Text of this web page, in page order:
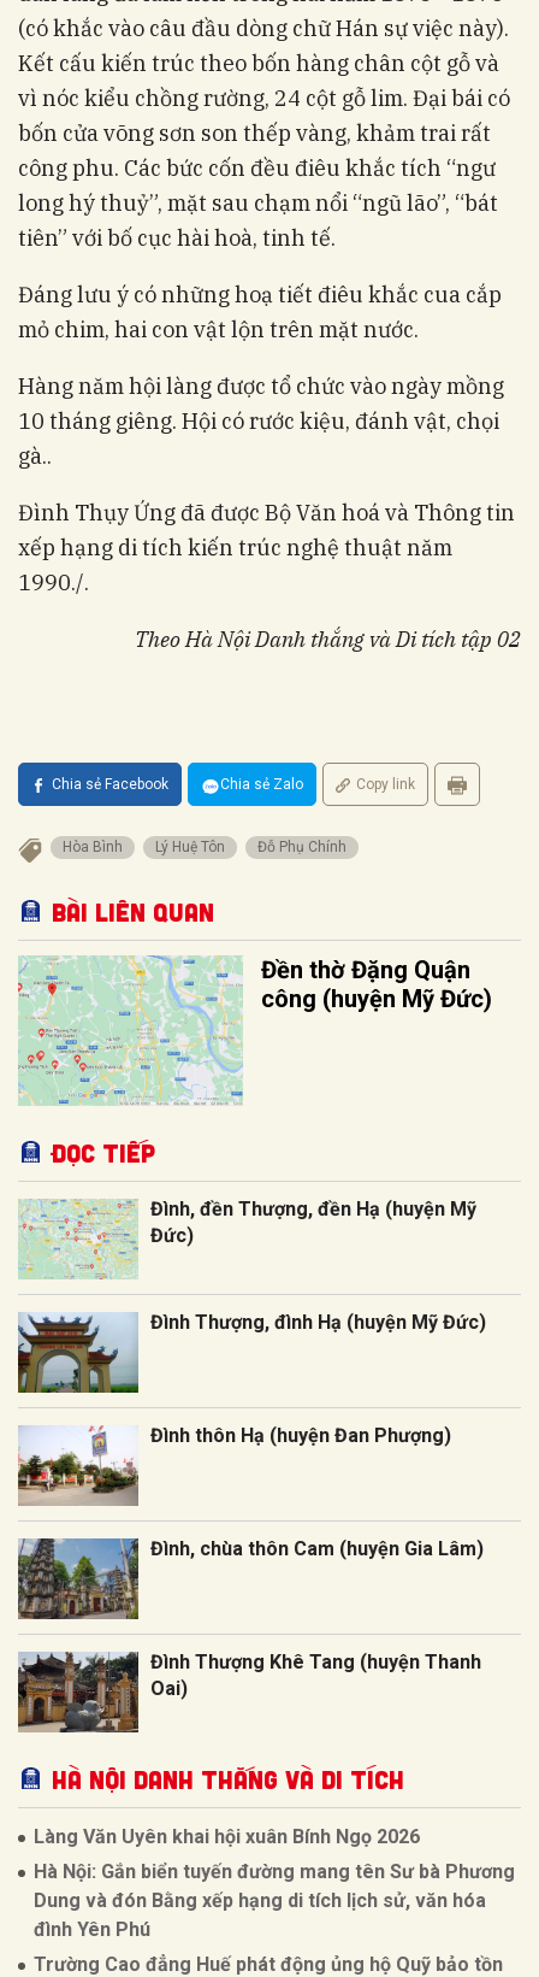
(có khắc vào câu đầu dòng chữ Hán sự việc này).
Kết cấu kiến trúc theo bốn hàng chân cột gỗ và
vì nóc kiểu chồng rường, 24 cột gỗ lim. Đại bái có
bốn cửa võng sơn son thếp vàng, khảm trai rất
công phu. Các bức cốn đều điêu khắc tích “ngư
long hý thuỷ”, mặt sau chạm nổi “ngũ lão”, “bát
tiên” với bố cục hài hoà, tinh tế.
Đáng lưu ý có những hoạ tiết điêu khắc cua cắp
mỏ chim, hai con vật lộn trên mặt nước.
Hàng năm hội làng được tổ chức vào ngày mồng
10 tháng giêng. Hội có rước kiệu, đánh vật, chọi
gà..
Đình Thụy Ứng đã được Bộ Văn hoá và Thông tin
xếp hạng di tích kiến trúc nghệ thuật năm
1990./.
Theo Hà Nội Danh thắng và Di tích tập 02
Chia sẻ Facebook Chia sẻ Zalo Copy link
Hòa Bình Lý Huệ Tôn Đỗ Phụ Chính
Bài liên quan
Đền thờ Đặng Quận
công (huyện Mỹ Đức)
Đọc tiếp
Đình, đền Thượng, đền Hạ (huyện Mỹ
Đức)
Đình Thượng, đình Hạ (huyện Mỹ Đức)
Đình thôn Hạ (huyện Đan Phượng)
Đình, chùa thôn Cam (huyện Gia Lâm)
Đình Thượng Khê Tang (huyện Thanh
Oai)
Hà Nội Danh thắng và Di tích
Làng Văn Uyên khai hội xuân Bính Ngọ 2026
Hà Nội: Gắn biển tuyến đường mang tên Sư bà Phương
Dung và đón Bằng xếp hạng di tích lịch sử, văn hóa
đình Yên Phú
Trường Cao đẳng Huế phát động ủng hộ Quỹ bảo tồn